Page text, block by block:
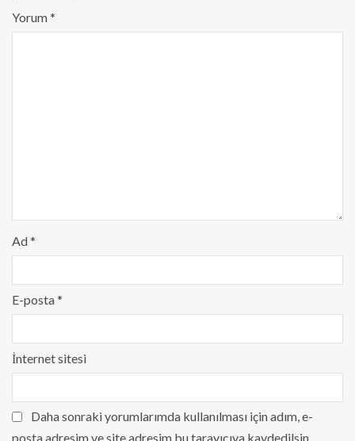
Yorum*
Ad*
E-posta*
İnternet sitesi
Daha sonraki yorumlarımda kullanılması için adım, e-
posta adresim ve site adresim bu tarayıcıya kaydedilsin.